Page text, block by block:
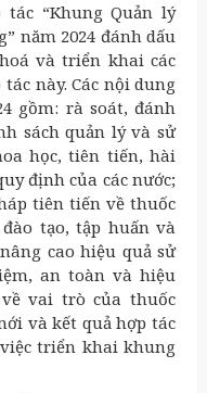
“Khung Quản lý
năm 2024 đánh dấu
và triển khai các
này. Các nội dung
gồm: rà soát, đánh
sách quản lý và sử
học, tiên tiến, hài
định của các nước;
tiên tiến về thuốc
tạo, tập huấn và
cao hiệu quả sử
an toàn và hiệu
vai trò của thuốc
và kết quả hợp tác
triển khai khung